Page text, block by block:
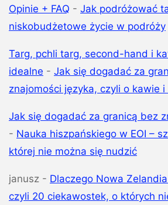
Opinie + FAQ - Jak podróżować
niskobudżetowe życie w podróży
Targ, pchli targ, second-hand i
idealne - Jak się dogadać za
znajomości języka, czyli o kawie
Jak się dogadać za granicą bez
- Nauka hiszpańskiego w EOI –
której nie można się nudzić
janusz - Dlaczego Nowa
czyli 20 ciekawostek, o których